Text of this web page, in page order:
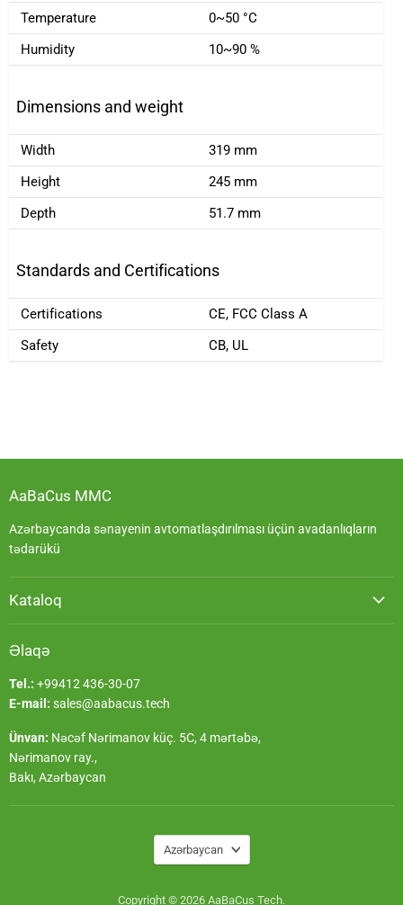
Temperature
0~50 °C
Humidity
10~90 %
Dimensions and weight
Width
319 mm
Height
245 mm
Depth
51.7 mm
Standards and Certifications
Certifications
CE, FCC Class A
Safety
CB, UL
AaBaCus MMC
Azərbaycanda sənayenin avtomatlaşdırılması üçün avadanlıqların
tədarükü
Kataloq
Əlaqə
Tel.: +99412 436-30-07
E-mail: sales@aabacus.tech
Ünvan: Nəcəf Nərimanov küç. 5C, 4 mərtəbə,
Nərimanov ray.,
Bakı, Azərbaycan
Copyright © 2026 AaBaCus Tech.
Dil
Azərbaycan